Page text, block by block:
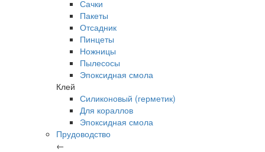
Сачки
Пакеты
Отсадник
Пинцеты
Ножницы
Пылесосы
Эпоксидная смола
Клей
Силиконовый (герметик)
Для кораллов
Эпоксидная смола
Прудоводство
←